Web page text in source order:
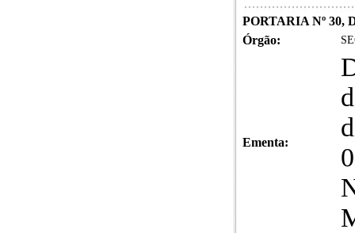
PORTARIA Nº 30,
Órgão:
Ementa: